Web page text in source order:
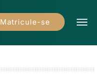
Matricule-se